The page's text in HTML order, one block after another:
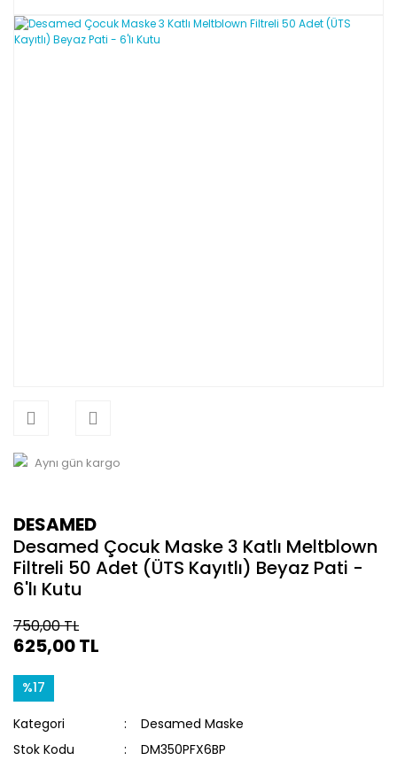
Aynı gün kargo
DESAMED
Desamed Çocuk Maske 3 Katlı Meltblown
Filtreli 50 Adet (ÜTS Kayıtlı) Beyaz Pati -
6'lı Kutu
750,00 TL
625,00 TL
%17
Kategori
Desamed Maske
Stok Kodu
DM350PFX6BP